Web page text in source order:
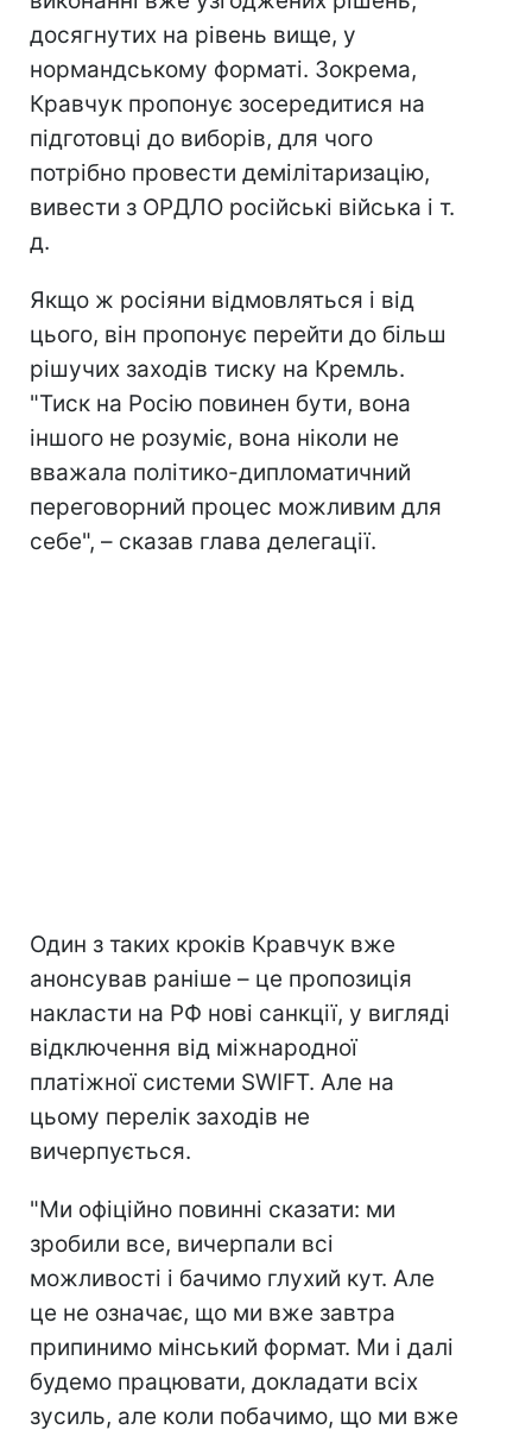
досягнутих на рівень вище, у
нормандському форматі. Зокрема,
Кравчук пропонує зосередитися на
підготовці до виборів, для чого
потрібно провести демілітаризацію,
вивести з ОРДЛО російські війська і т.
д.
Якщо ж росіяни відмовляться і від
цього, він пропонує перейти до більш
рішучих заходів тиску на Кремль.
"Тиск на Росію повинен бути, вона
іншого не розуміє, вона ніколи не
вважала політико-дипломатичний
переговорний процес можливим для
себе", – сказав глава делегації.
Один з таких кроків Кравчук вже
анонсував раніше – це пропозиція
накласти на РФ нові санкції, у вигляді
відключення від міжнародної
платіжної системи SWIFT. Але на
цьому перелік заходів не
вичерпується.
"Ми офіційно повинні сказати: ми
зробили все, вичерпали всі
можливості і бачимо глухий кут. Але
це не означає, що ми вже завтра
припинимо мінський формат. Ми і далі
будемо працювати, докладати всіх
зусиль, але коли побачимо, що ми вже